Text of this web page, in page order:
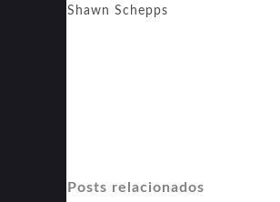
Shawn Schepps
Posts relacionados